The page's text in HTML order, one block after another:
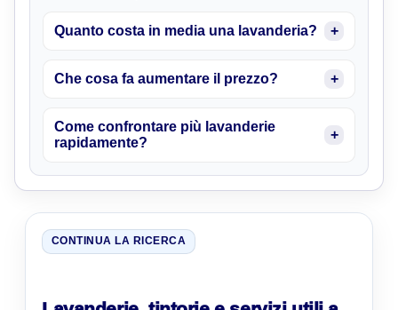
Quanto costa in media una lavanderia?
Che cosa fa aumentare il prezzo?
Come confrontare più lavanderie
rapidamente?
CONTINUA LA RICERCA